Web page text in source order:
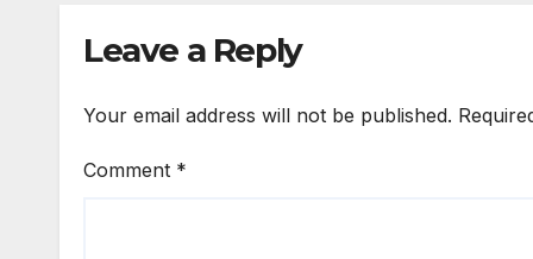
Leave a Reply
Your email address will not be published.
Comment *